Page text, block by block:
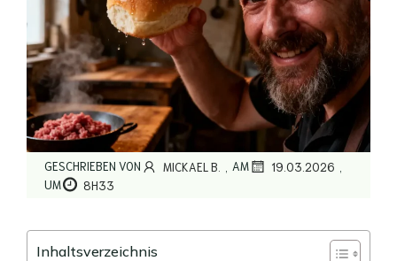
GESCHRIEBEN VON MICKAEL B. , AM 19.03.2026 ,
UM 8H33
Inhaltsverzeichnis